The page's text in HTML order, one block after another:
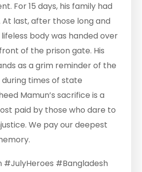
For 15 days, his family had
last, after those long and
lifeless body was handed over
of the prison gate. His
as a grim reminder of the
times of state
Mamun’s sacrifice is a
paid by those who dare to
We pay our deepest
#JulyHeroes #Bangladesh